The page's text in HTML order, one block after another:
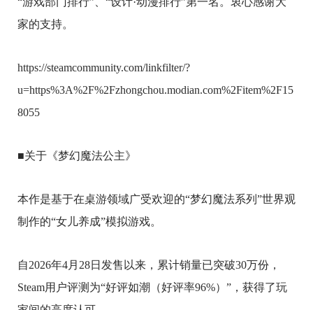
家的支持。
https://steamcommunity.com/linkfilter/?
u=https%3A%2F%2Fzhongchou.modian.com%2Fitem%2F15
8055
■关于《梦幻魔法公主》
本作是基于在桌游领域广受欢迎的“梦幻魔法系列”世界观
制作的“女儿养成”模拟游戏。
自2026年4月28日发售以来，累计销量已突破30万份，
Steam用户评测为“好评如潮（好评率96%）”，获得了玩